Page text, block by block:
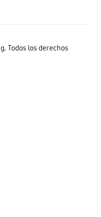
Todos los derechos